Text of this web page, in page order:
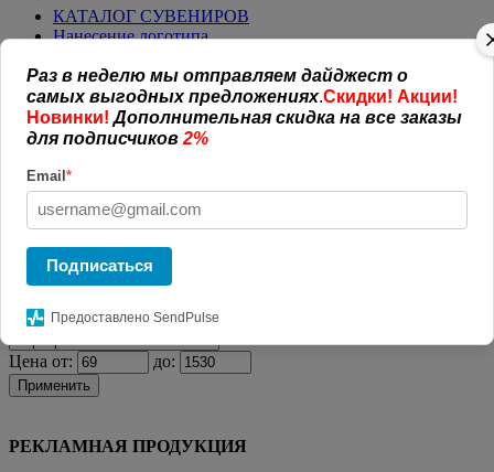
КАТАЛОГ СУВЕНИРОВ
Нанесение логотипа
Оплата и доставка
Открытая информация
СОГЛАШЕНИЕ (ОФЕРТА )
УСЛОВИЯ И ГАРАНТИИ
Новости
Обратная связь
ГлавнаяКАТАЛОГ СУВЕНИРОВВизитницы и
кардхолдерыЧехол для карточек Dual, зеленый
Цена от: до:
Применить
РЕКЛАМНАЯ ПРОДУКЦИЯ
Раз в неделю мы отправляем дайджест о
самых выгодных предложениях.Скидки! Акции!
Новинки!Дополнительная скидка на все заказы
для подписчиков 2%
Email*
Подписаться
Предоставлено SendPulse